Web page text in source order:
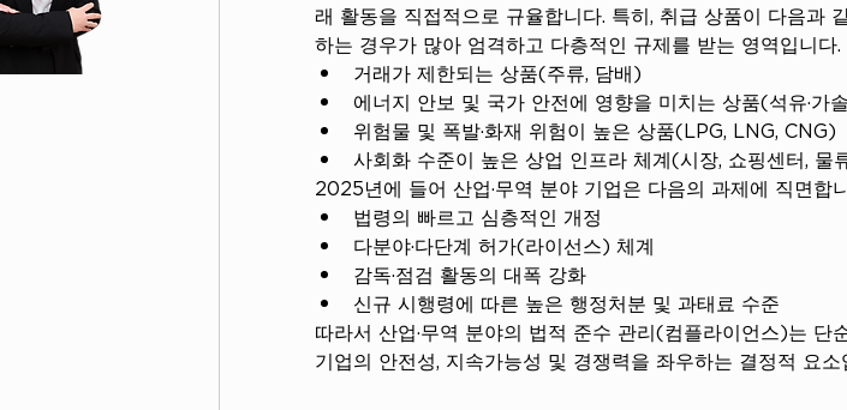
래 활동을 직접적으로 규율합니다. 특히, 취급 상품이 다음과
하는 경우가 많아 엄격하고 다층적인 규제를 받는 영역입니다.
거래가 제한되는 상품(주류, 담배)
에너지 안보 및 국가 안전에 영향을 미치는 상품(석유·가
위험물 및 폭발·화재 위험이 높은 상품(LPG, LNG, CNG)
사회화 수준이 높은 상업 인프라 체계(시장, 쇼핑센터, 물
2025년에 들어 산업·무역 분야 기업은 다음의 과제에 직면합
법령의 빠르고 심층적인 개정
다분야·다단계 허가(라이선스) 체계
감독·점검 활동의 대폭 강화
신규 시행령에 따른 높은 행정처분 및 과태료 수준
따라서 산업·무역 분야의 법적 준수 관리(컴플라이언스)는 단
기업의 안전성, 지속가능성 및 경쟁력을 좌우하는 결정적 요소